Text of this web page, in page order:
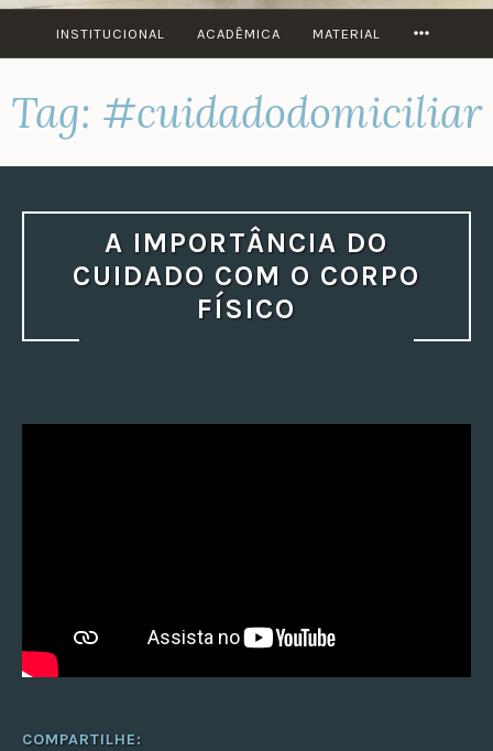
INSTITUCIONAL ACADÊMICA MATERIAL
Tag: #cuidadodomiciliar
A IMPORTÂNCIA DO
CUIDADO COM O CORPO
FÍSICO
COMPARTILHE: